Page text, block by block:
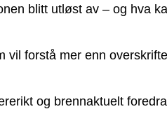
blitt utløst av – og hva
vil forstå mer enn
og brennaktuelt